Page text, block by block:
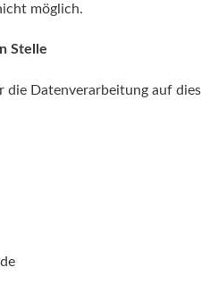
möglich.
Stelle
Datenverarbeitung auf